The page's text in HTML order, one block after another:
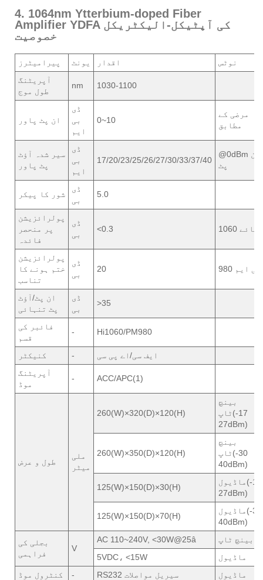
4. 1064nm Ytterbium-doped Fiber
Amplifier YDFA کی آپٹیکل-الیکٹریکل
خصوصیت
پیرامیٹرز یونٹ اقدار
نوٹس
آپریٹنگ
طول موج
nm 1030-1100
ان پٹ پاور
ڈی
بی
ایم
0~10
مرضی کے
مطابق
سیر شدہ آؤٹ
پٹ پاور
ڈی
بی
ایم
17/20/23/25/26/27/30/33/37/40
@0dBm ان
پٹ
شور کا پیکر
ڈی
بی
5.0
پولرائزیشن
پر منحصر
فائدہ
ڈی
بی
<0.3 ہائے 1060
پولرائزیشن
ختم ہونے کا
تناسب
ڈی
بی
20 پی ایم 980
ان پٹ/آؤٹ
پٹ تنہائی
ڈی
بی
>35
فائبر کی
قسم
- Hi1060/PM980
کنیکٹر -
ایف سی/اے پی سی
آپریٹنگ
موڈ
- ACC/APC(1)
طول و عرض
ملی
میٹر
260(W)×320(D)×120(H)
بینچ
ٹاپ(17-
27dBm)
260(W)×350(D)×120(H)
بینچ
ٹاپ(30-
40dBm)
125(W)×150(D)×30(H)
ماڈیول(17-
27dBm)
125(W)×150(D)×70(H)
ماڈیول(30-
40dBm)
بجلی کی
فراہمی
V
AC 110~240V, <30W@25â
بینچ ٹاپ
5VDC، <15W
ماڈیول
کنٹرول موڈ
- RS232 سیریل مواصلات ماڈیول